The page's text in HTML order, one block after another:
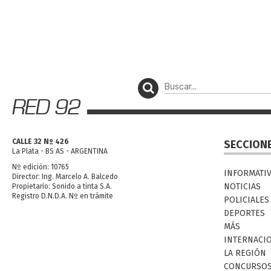
CALLE 32 Nº 426
La Plata - BS AS - ARGENTINA
Nº edición: 10765
Director: Ing. Marcelo A. Balcedo
Propietario: Sonido a tinta S.A.
Registro D.N.D.A. Nº en trámite
NOTICIAS
POLICIALES
DEPORTES
MÁS
LA REGIÓN
CONCURSOS